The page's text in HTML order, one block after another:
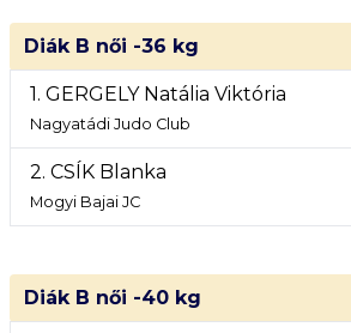
Diák B női -36 kg
1. GERGELY Natália Viktória
Nagyatádi Judo Club
2. CSÍK Blanka
Mogyi Bajai JC
Diák B női -40 kg